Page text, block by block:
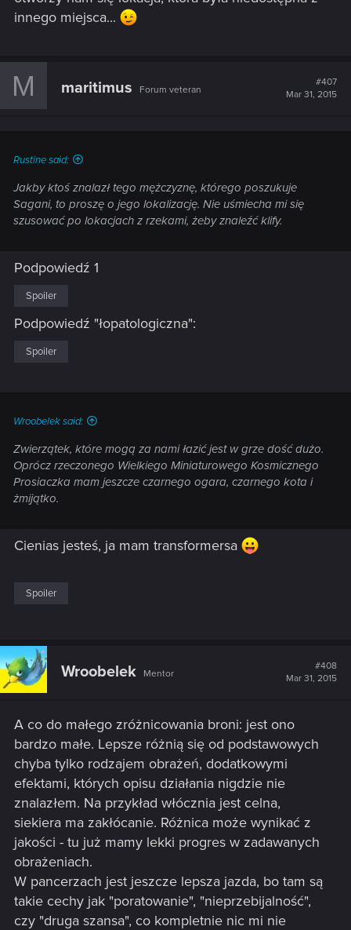
innego miejsca...
M maritimus Forum veteran
#407
Mar 31, 2015
Rustine said:
Jakby ktoś znalazł tego mężczyznę, którego poszukuje
Sagani, to proszę o jego lokalizację. Nie uśmiecha mi się
szusować po lokacjach z rzekami, żeby znaleźć klify.
Podpowiedź 1
Spoiler
Podpowiedź "łopatologiczna":
Spoiler
Wroobelek said:
Zwierzątek, które mogą za nami łazić jest w grze dość dużo.
Oprócz rzeczonego Wielkiego Miniaturowego Kosmicznego
Prosiaczka mam jeszcze czarnego ogara, czarnego kota i
żmijątko.
Cienias jesteś, ja mam transformersa
Spoiler
Wroobelek Mentor
#408
Mar 31, 2015
A co do małego zróżnicowania broni: jest ono
bardzo małe. Lepsze różnią się od podstawowych
chyba tylko rodzajem obrażeń, dodatkowymi
efektami, których opisu działania nigdzie nie
znalazłem. Na przykład włócznia jest celna,
siekiera ma zakłócanie. Różnica może wynikać z
jakości - tu już mamy lekki progres w zadawanych
obrażeniach.
W pancerzach jest jeszcze lepsza jazda, bo tam są
takie cechy jak "poratowanie", "nieprzebijalność",
czy "druga szansa", co kompletnie nic mi nie